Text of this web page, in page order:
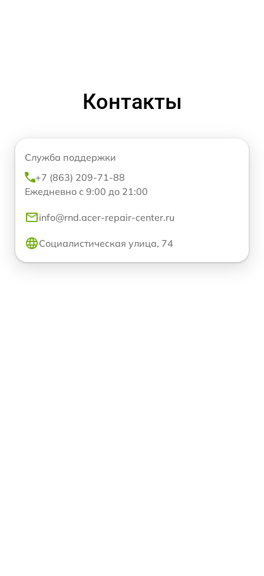
Контакты
Служба поддержки
+7 (863) 209-71-88
Ежедневно с 9:00 до 21:00
info@rnd.acer-repair-center.ru
Социалистическая улица, 74